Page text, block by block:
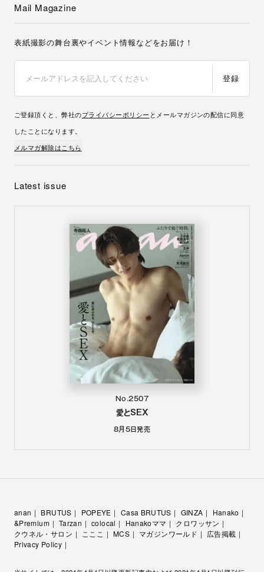
Mail Magazine
表紙撮影の舞台裏やイベント情報などをお届け！
登録
ご登録頂くと、弊社のプライバシーポリシー とメールマガジンの配信に同意
したことになります。
メルマガ解除はこちら
Latest issue
No.2507
愛とSEX
8月5日発売
anan BRUTUS POPEYE Casa BRUTUS GINZA
Hanako
&Premium
Tarzan colocal Hanakoママ
クロワッサン
クウネル・サロン
こここ MCS マガジンワールド
広告掲載
Privacy Policy